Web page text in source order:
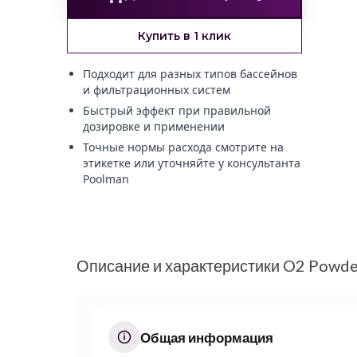
Купить в 1 клик
Подходит для разных типов бассейнов
и фильтрационных систем
Быстрый эффект при правильной
дозировке и применении
Точные нормы расхода смотрите на
этикетке или уточняйте у консультанта
Poolman
Описание и характеристики O2
Общая информация